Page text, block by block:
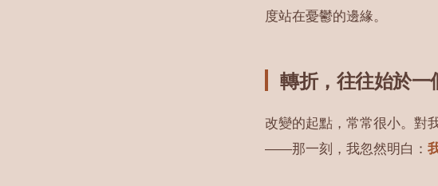
度站在憂鬱的邊緣。
轉折，往往始於一
改變的起點，常常很小。對
——那一刻，我忽然明白：